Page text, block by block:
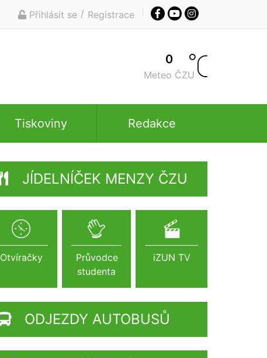
Přihlásit se / Registrace
0
Meteo ČZU
Tiskoviny Redakce
JÍDELNÍČEK MENZY ČZU
Otvíračky
Průvodce
studenta
iZUN TV
ODJEZDY AUTOBUSŮ